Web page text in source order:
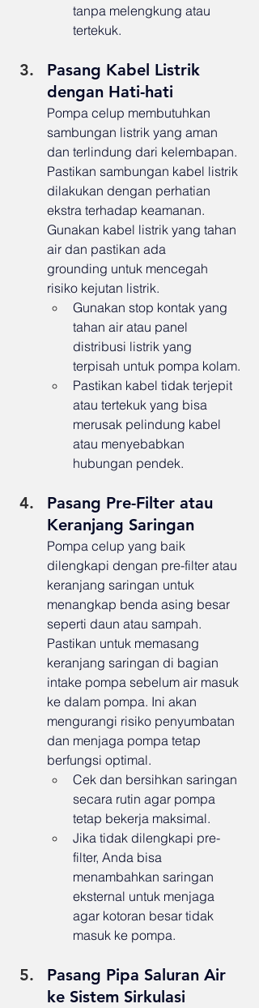
tanpa melengkung atau
tertekuk.
Pasang Kabel Listrik
dengan Hati-hati
Pompa celup membutuhkan
sambungan listrik yang aman
dan terlindung dari kelembapan.
Pastikan sambungan kabel listrik
dilakukan dengan perhatian
ekstra terhadap keamanan.
Gunakan kabel listrik yang tahan
air dan pastikan ada
grounding untuk mencegah
risiko kejutan listrik.
Gunakan stop kontak yang
tahan air atau panel
distribusi listrik yang
terpisah untuk pompa kolam.
Pastikan kabel tidak terjepit
atau tertekuk yang bisa
merusak pelindung kabel
atau menyebabkan
hubungan pendek.
Pasang Pre-Filter atau
Keranjang Saringan
Pompa celup yang baik
dilengkapi dengan pre-filter atau
keranjang saringan untuk
menangkap benda asing besar
seperti daun atau sampah.
Pastikan untuk memasang
keranjang saringan di bagian
intake pompa sebelum air masuk
ke dalam pompa. Ini akan
mengurangi risiko penyumbatan
dan menjaga pompa tetap
berfungsi optimal.
Cek dan bersihkan saringan
secara rutin agar pompa
tetap bekerja maksimal.
Jika tidak dilengkapi pre-
filter, Anda bisa
menambahkan saringan
eksternal untuk menjaga
agar kotoran besar tidak
masuk ke pompa.
Pasang Pipa Saluran Air
ke Sistem Sirkulasi